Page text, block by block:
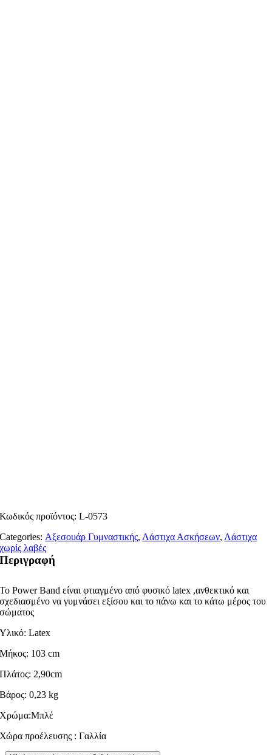
Κωδικός προϊόντος:L-0573
Categories:Αξεσουάρ Γυμναστικής,Λάστιχα Ασκήσεων,Λάστιχα
χωρίς λαβές
Περιγραφή
Το Power Band είναι φτιαγμένο από φυσικό latex ,ανθεκτικό και
σχεδιασμένο να γυμνάσει εξίσου και το πάνω και το κάτω μέρος του
σώματος
Υλικό: Latex
Μήκος: 103 cm
Πλάτος: 2,90cm
Βάρος: 0,23 kg
Χρώμα:Μπλέ
Χώρα προέλευσης : Γαλλία